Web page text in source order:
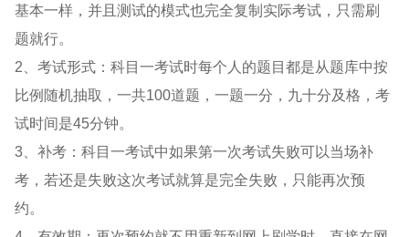
基本一样，并且测试的模式也完全复制实际考试，只需刷
题就行。
2、考试形式：科目一考试时每个人的题目都是从题库中按
比例随机抽取，一共100道题，一题一分，九十分及格，考
试时间是45分钟。
3、补考：科目一考试中如果第一次考试失败可以当场补
考，若还是失败这次考试就算是完全失败，只能再次预
约。